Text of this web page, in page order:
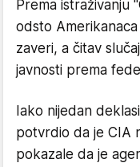
Prema istraživanju
odsto
zaveri, a čitav
javnosti prema
Iako nijedan
potvrdio da je CIA
pokazale da je